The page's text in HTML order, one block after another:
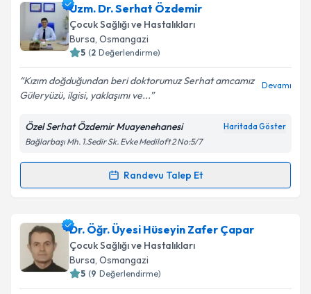
Takvim Talebini Gönder
Uzm. Dr. Aysun Hacer Sarıtaşiçin randevu takvimi
talebi oluşturun. Size bu uzmandan randevu almanız
için bir takvim hazırlandığında e-posta ile
bilgilendireceğiz.
E-posta Adresiniz
Kişisel verilerimin işlenmesine ilişkin
Metni'ni okudum ve kişisel verilerimin belirtilen
kapsamda işlenmesini kabul ediyorum.
Uzm. Dr. Serhat Özdemir
Çocuk Sağlığı ve Hastalıkları
Bursa, Osmangazi
5 (2 Değerlendirme)
Kızım doğduğundan beri doktorumuz Serhat amcamız
Güleryüzü, ilgisi, yaklaşımı ve...
Devamı
Özel Serhat Özdemir Muayenehanesi Haritada Göster
Bağlarbaşı Mh. 1.Sedir Sk. Evke Mediloft 2 No:5/7
Randevu Talep Et
Randevu Takvimi Talebi
Uzm. Dr. Serhat Özdemiriçin randevu takvimi
talebi oluşturun. Size bu uzmandan randevu almanız
için bir takvim hazırlandığında e-posta ile
bilgilendireceğiz.
Dr. Öğr. Üyesi Hüseyin Zafer Çapar
Çocuk Sağlığı ve Hastalıkları
Bursa, Osmangazi
5 (9 Değerlendirme)